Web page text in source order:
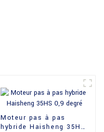
Moteur pas à pas
hybride Haisheng 35HS